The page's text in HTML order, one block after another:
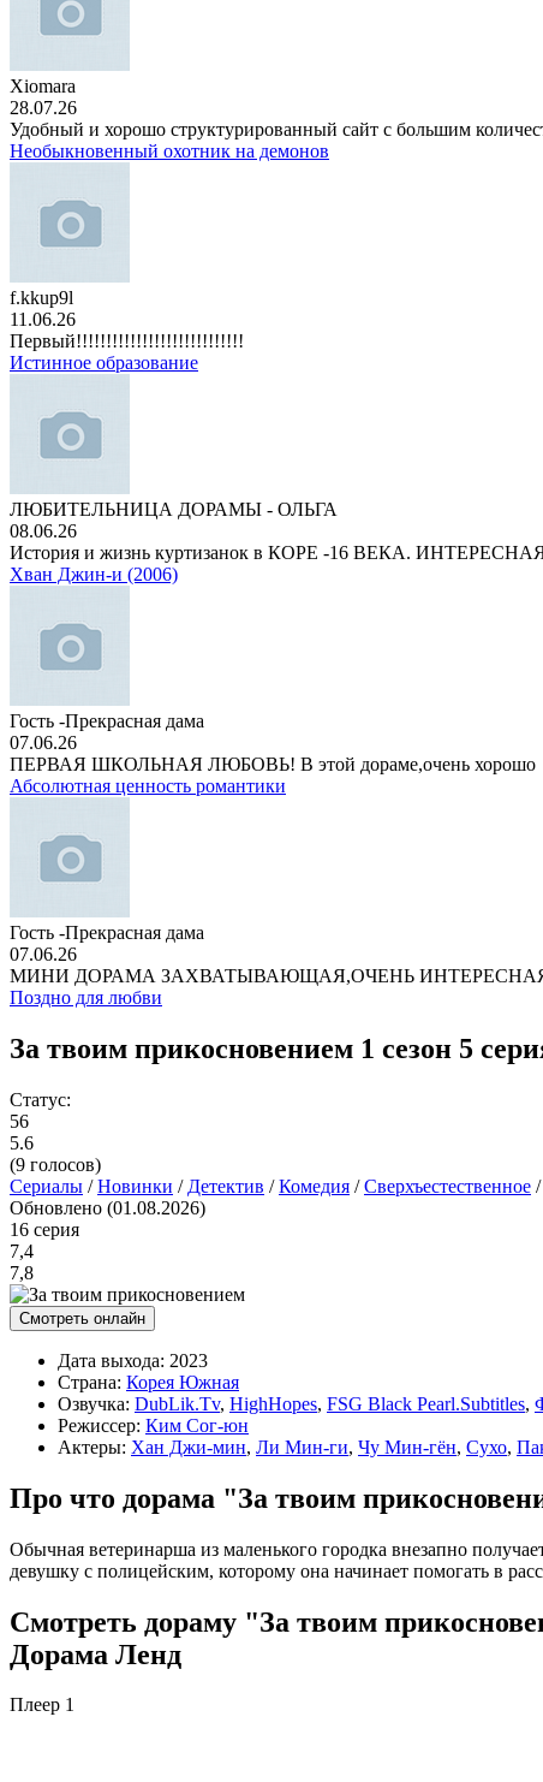
Xiomara
28.07.26
Удобный и хорошо структурированный сайт с большим
Необыкновенный охотник на демонов
f.kkup9l
11.06.26
Первый!!!!!!!!!!!!!!!!!!!!!!!!!!!!
Истинное образование
ЛЮБИТЕЛЬНИЦА ДОРАМЫ - ОЛЬГА
08.06.26
История и жизнь куртизанок в КОРЕ -16 ВЕКА.
Хван Джин-и (2006)
Гость -Прекрасная дама
07.06.26
ПЕРВАЯ ШКОЛЬНАЯ ЛЮБОВЬ! В этой дораме,очень хорошо
Абсолютная ценность романтики
Гость -Прекрасная дама
07.06.26
МИНИ ДОРАМА ЗАХВАТЫВАЮЩАЯ,ОЧЕНЬ
Поздно для любви
За твоим прикосновением 1 сезон 5
Статус:
56
5.6
(9 голосов)
Сериалы /Новинки / Детектив /Комедия /Сверхъестественное /
Обновлено (01.08.2026)
16 серия
7,4
7,8
Смотреть онлайн
Дата выхода: 2023
Страна: Корея Южная
Озвучка: DubLik.Tv, HighHopes, FSG Black Pearl.Subtitles,
Режиссер: Ким Сог-юн
Актеры: Хан Джи-мин, Ли Мин-ги, Чу Мин-гён, Сухо,
Про что дорама "За твоим
Обычная ветеринарша из маленького городка внезапно
девушку с полицейским, которому она начинает помогать в
Смотреть дораму "За твоим
Дорама Ленд
Плеер 1